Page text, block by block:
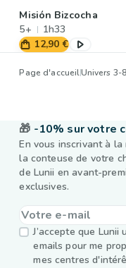
Misión Bizcocha
5+
1h33
12,90 €
Page d'accueilUnivers 3-
🎁 -10% sur votre
En vous inscrivant à
la conteuse de votre
de Lunii en avant-
exclusives.
J’accepte que
emails pour me
mes centres